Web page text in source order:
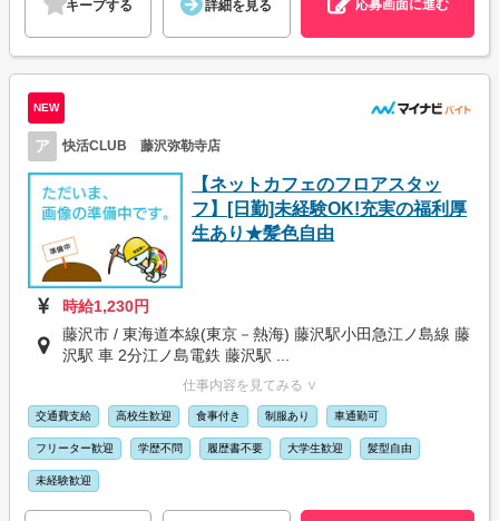
キープする 詳細を見る 応募画面に進む
NEW
ア 快活CLUB 藤沢弥勒寺店
【ネットカフェのフロアスタッ
フ】[日勤]未経験OK!充実の福利厚
生あり★髪色自由
時給1,230円
藤沢市 / 東海道本線(東京－熱海) 藤沢駅小田急江ノ島線 藤
沢駅 車 2分江ノ島電鉄 藤沢駅 ...
仕事内容を見てみる ∨
交通費支給 高校生歓迎 食事付き 制服あり 車通勤可
フリーター歓迎 学歴不問 履歴書不要 大学生歓迎 髪型自由
未経験歓迎